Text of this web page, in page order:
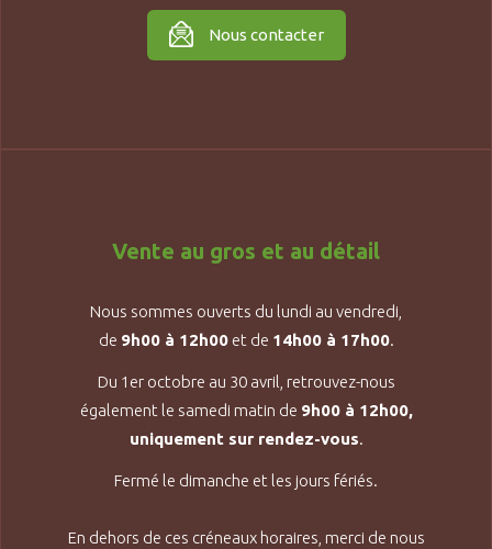
Nous contacter
Vente au gros et au détail
Nous sommes ouverts du lundi au vendredi,
de 9h00 à 12h00et de 14h00 à 17h00.
Du 1er octobre au 30 avril, retrouvez-nous
également le samedi matin de 9h00 à 12h00,
uniquement sur rendez-vous.
Fermé le dimanche et les jours fériés.
En dehors de ces créneaux horaires, merci de nous